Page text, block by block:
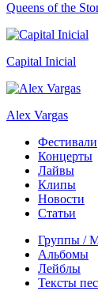
Queens of the
Capital Inicial
Alex Vargas
Фестивали
Концерты
Лайвы
Клипы
Новости
Статьи
Группы /
Альбомы
Лейблы
Тексты